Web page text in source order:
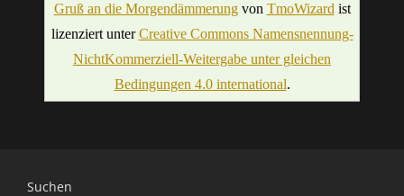
Gruß an die Morgendämmerungvon TmoWizard ist
lizenziert unterCreative Commons Namensnennung-
NichtKommerziell-Weitergabe unter gleichen
Bedingungen 4.0 international.
Suchen